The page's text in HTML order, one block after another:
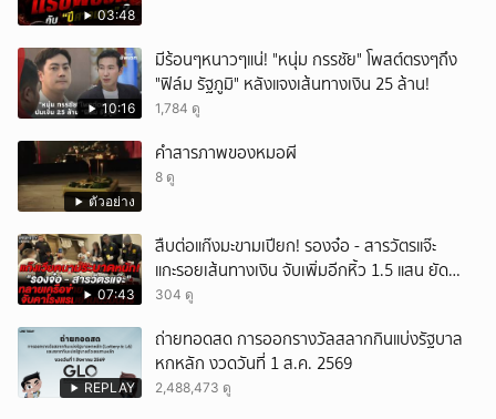
03:48
10:16
มีร้อนๆหนาวๆแน่! "หนุ่ม กรรชัย" โพสต์ตรงๆถึง
"ฟิล์ม รัฐภูมิ" หลังแจงเส้นทางเงิน 25 ล้าน!
1,784 ดู
ตัวอย่าง
คำสารภาพของหมอผี
8 ดู
07:43
สืบต่อแก๊งมะขามเปียก! รองจ๋อ - สารวัตรแจ๊ะ
แกะรอยเส้นทางเงิน จับเพิ่มอีกหิ้ว 1.5 แสน ยัด
สินบน
304 ดู
REPLAY
ถ่ายทอดสด การออกรางวัลสลากกินแบ่งรัฐบาล
หกหลัก งวดวันที่ 1 ส.ค. 2569
2,488,473 ดู